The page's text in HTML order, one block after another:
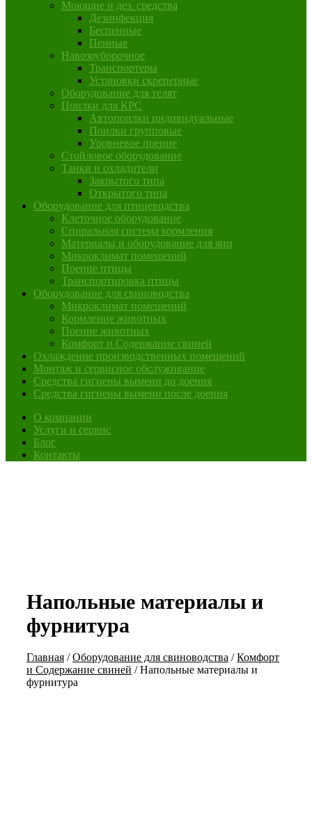
Моющие и дез. средства
Дезинфекция
Беспенные
Пенные
Навозоуборочное
Транспортеры
Установки скреперные
Оборудование для телят
Поилки для КРС
Автопоилки индивидуальные
Поилки групповые
Уровневое поение
Стойловое оборудование
Танки и охладители
Закрытого типа
Открытого типа
Оборудование для птицеводства
Клеточное оборудование
Спиральная система кормления
Материалы и оборудование для яиц
Микроклимат помещений
Поение птицы
Транспортировка птицы
Оборудование для свиноводства
Микроклимат помещений
Кормление животных
Поение животных
Комфорт и Содержание свиней
Охлаждение производственных помещений
Монтаж и сервисное обслуживание
Средства гигиены вымени до доения
Средства гигиены вымени после доения
О компании
Услуги и сервис
Блог
Контакты
Напольные материалы и
фурнитура
Главная /Оборудование для свиноводства /Комфорт
и Содержание свиней /Напольные материалы и
фурнитура